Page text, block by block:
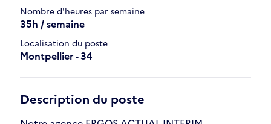
Nombre d'heures par semaine
35h / semaine
Localisation du poste
Montpellier - 34
Description du poste